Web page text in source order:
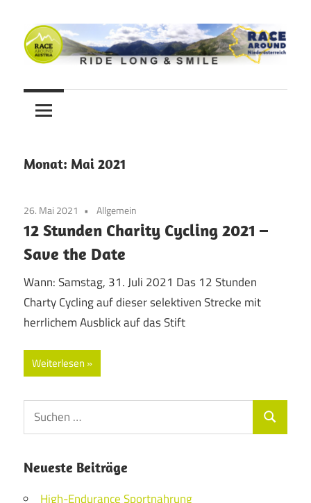
Inhalt
springen
Never
Stop
Cycling
long
Monat: Mai 2021
26. Mai 2021 Allgemein
12 Stunden Charity Cycling 2021 –
Save the Date
Wann: Samstag, 31. Juli 2021 Das 12 Stunden
Charty Cycling auf dieser selektiven Strecke mit
herrlichem Ausblick auf das Stift
Weiterlesen
Suchen
nach:
Suchen
Neueste Beiträge
High-Endurance Sportnahrung